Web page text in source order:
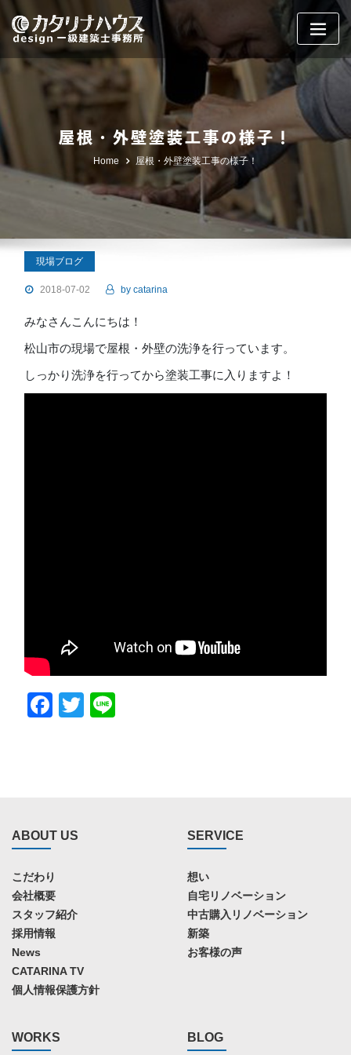
content
屋根・外壁塗装工事の様子！
Home 屋根・外壁塗装工事の様子！
現場ブログ
2018-07-02 by catarina
みなさんこんにちは！
松山市の現場で屋根・外壁の洗浄を行っています。
しっかり洗浄を行ってから塗装工事に入りますよ！
Facebook
Twitter
ABOUT US
こだわり
会社概要
スタッフ紹介
採用情報
News
CATARINA TV
個人情報保護方針
SERVICE
想い
自宅リノベーション
中古購入リノベーション
新築
お客様の声
WORKS BLOG